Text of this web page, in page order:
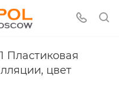
Пластиковая
цвет